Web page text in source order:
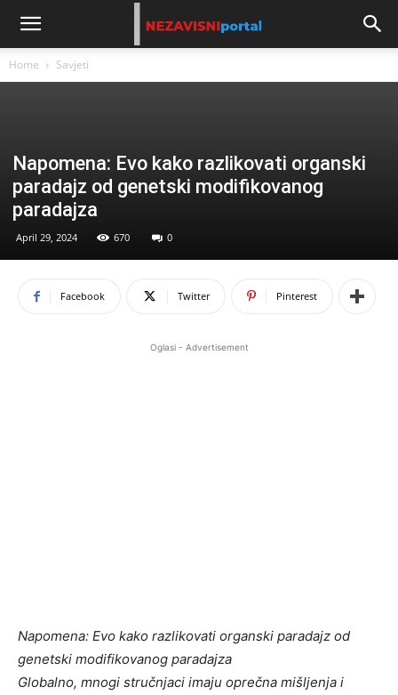
Home Savjeti
Napomena: Evo kako razlikovati organski
paradajz od genetski modifikovanog
paradajza
April 29, 2024 670 0
Facebook Twitter Pinterest
Oglasi - Advertisement
Napomena: Evo kako razlikovati organski paradajz od
genetski modifikovanog paradajza
Globalno, mnogi stručnjaci imaju oprečna mišljenja i